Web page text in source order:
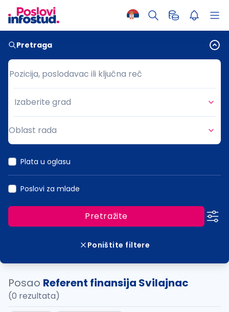
Pretraga
Pozicija, poslodavac ili ključna reč
Pozicija, poslodavac ili ključna reč
Grad
Izaberite grad
Oblast rada
Plata u oglasu
Poslovi za mlade
Pretražite
Poništite filtere
Posao Referent finansija Svilajnac
(0 rezultata)